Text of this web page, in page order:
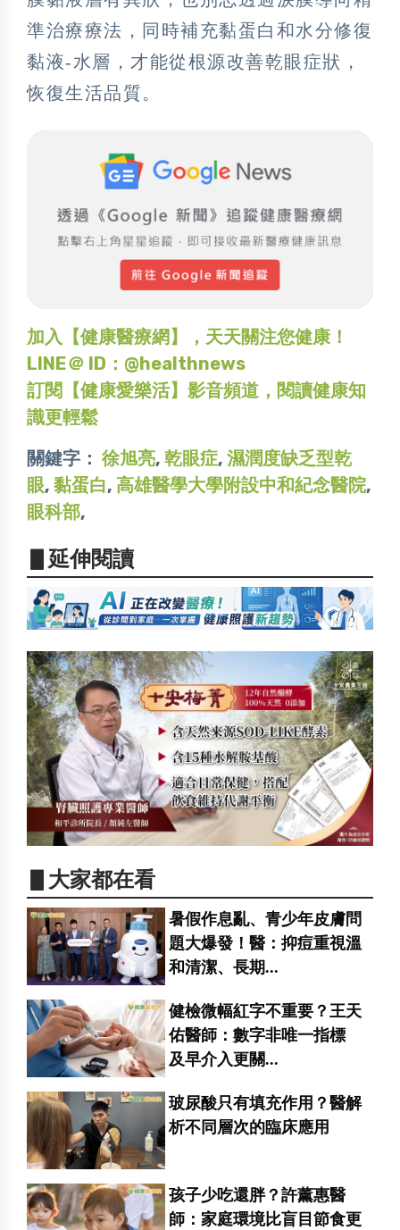
準治療療法，同時補充黏蛋白和水分修復
黏液-水層，才能從根源改善乾眼症狀，
恢復生活品質。
加入【健康醫療網】，天天關注您健康！
LINE＠ ID：@healthnews
訂閱【健康愛樂活】影音頻道，閱讀健康知
識更輕鬆
關鍵字： 徐旭亮, 乾眼症, 濕潤度缺乏型乾
眼, 黏蛋白, 高雄醫學大學附設中和紀念醫院,
眼科部,
▋延伸閱讀
▋大家都在看
暑假作息亂、青少年皮膚問
題大爆發！醫：抑痘重視溫
和清潔、長期...
健檢微幅紅字不重要？王天
佑醫師：數字非唯一指標
及早介入更關...
玻尿酸只有填充作用？醫解
析不同層次的臨床應用
孩子少吃還胖？許薰惠醫
師：家庭環境比盲目節食更